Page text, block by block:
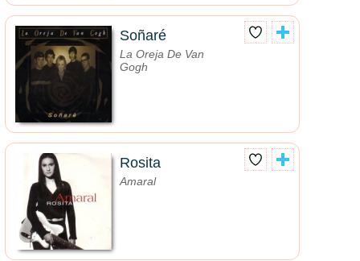
Soñaré
La Oreja De Van
Gogh
Rosita
Amaral